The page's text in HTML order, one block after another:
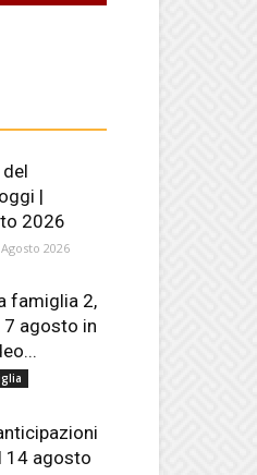
|
2026
2026
famiglia 2,
7 agosto in
14 agosto